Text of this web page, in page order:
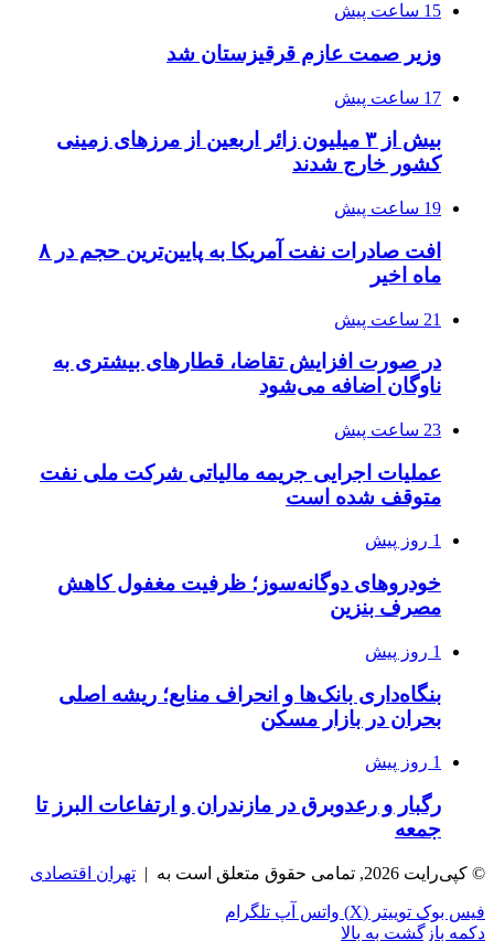
15 ساعت پیش
وزیر صمت عازم قرقیزستان شد
17 ساعت پیش
بیش از ۳ میلیون زائر اربعین از مرزهای زمینی
کشور خارج شدند
19 ساعت پیش
افت صادرات نفت آمریکا به پایین‌ترین حجم در ۸
ماه اخیر
21 ساعت پیش
در صورت افزایش تقاضا، قطارهای بیشتری به
ناوگان اضافه می‌شود
23 ساعت پیش
عملیات اجرایی جریمه مالیاتی شرکت ملی نفت
متوقف شده است
1 روز پیش
خودروهای دوگانه‌سوز؛ ظرفیت مغفول کاهش
مصرف بنزین
1 روز پیش
بنگاه‌داری بانک‌ها و انحراف منابع؛ ریشه اصلی
بحران در بازار مسکن
1 روز پیش
رگبار و رعدوبرق در مازندران و ارتفاعات البرز تا
جمعه
© کپی‌رایت 2026, تمامی حقوق متعلق است به | تهران اقتصادی
فیس بوک توییتر (X) واتس آپ تلگرام
دکمه بازگشت به بالا